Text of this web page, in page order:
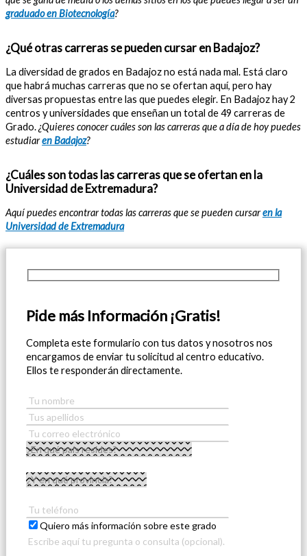
graduado en Biotecnología?
¿Qué otras carreras se pueden cursar en Badajoz?
La diversidad de grados en Badajoz no está nada mal. Está claro
que habrá muchas carreras que no se ofertan aquí, pero hay
diversas propuestas entre las que puedes elegir. En Badajoz hay 2
centros y universidades que enseñan un total de 49 carreras de
Grado.¿Quieres conocer cuáles son las carreras que a día de hoy puedes
estudiaren Badajoz?
¿Cuáles son todas las carreras que se ofertan en la
Universidad de Extremadura?
Aquí puedes encontrar todas las carreras que se pueden cursaren la
Universidad de Extremadura
Pide más Información ¡Gratis!
Completa este formulario con tus datos y nosotros nos
encargamos de enviar tu solicitud al centro educativo.
Ellos te responderán directamente.
Quiero más información sobre este grado